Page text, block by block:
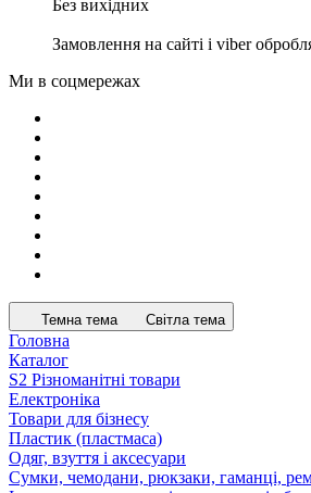
Без вихідних
Замовлення на сайті і viber
Ми в соцмережах
Темна тема Світла тема
Головна
Каталог
S2 Різноманітні товари
Електроніка
Товари для бізнесу
Пластик (пластмаса)
Одяг, взуття і аксесуари
Сумки, чемодани, рюкзаки, гаманці,